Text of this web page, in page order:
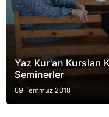
Yaz Kur'an Kursları
Seminerler
09 Temmuz 2018